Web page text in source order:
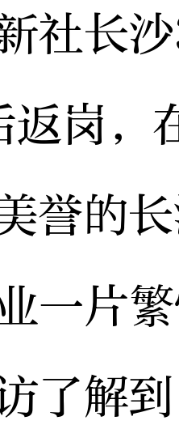
长沙
返岗，
誉的
一片
了解